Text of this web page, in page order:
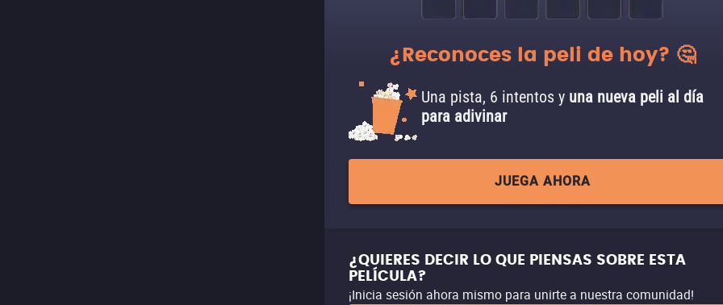
¿Reconoces la peli de hoy? 🤔
Una pista, 6 intentos y una nueva peli al día
para adivinar
JUEGA AHORA
¿QUIERES DECIR LO QUE PIENSAS SOBRE ESTA
PELÍCULA?
¡Inicia sesión ahora mismo para unirte a nuestra comunidad!